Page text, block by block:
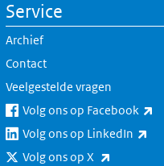
Service
Archief
Contact
Veelgestelde vragen
Volg ons op Facebook
Volg ons op LinkedIn
Volg ons op X